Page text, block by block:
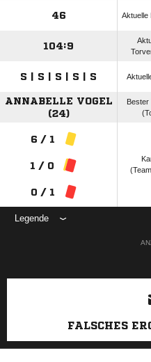
46 Aktuelle
104:9
S | S | S | S | S
ANNABELLE VOGEL
(24)
Bester
6 / 1
1 / 0
0 / 1
Legende
FALSCHES